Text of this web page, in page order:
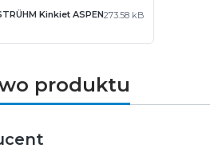
Kinkiet ASPEN273.58 kB
produktu